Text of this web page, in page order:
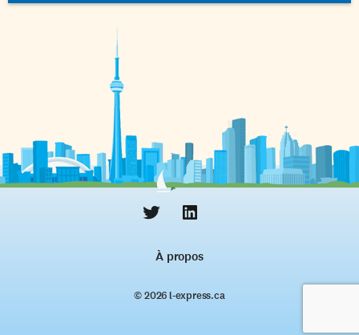
À propos
© 2026 l‑express.ca